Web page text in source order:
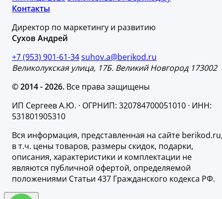
Контакты
Директор по маркетингу и развитию
Сухов Андрей
+7 (953) 901-61-34suhov.a@berikod.ru
Великолукская улица, 17Б. Великий Новгород 173002
© 2014 - 2026. Все права защищены
ИП Сергеев А.Ю. · ОГРНИП: 320784700051010 · ИНН:
531801905310
Вся информация, представленная на сайте
в т.ч. цены товаров, размеры скидок, подарки,
описания, характеристики и комплектации не
являются публичной офертой, определяемой
положениями Статьи 437 Гражданского кодекса РФ.